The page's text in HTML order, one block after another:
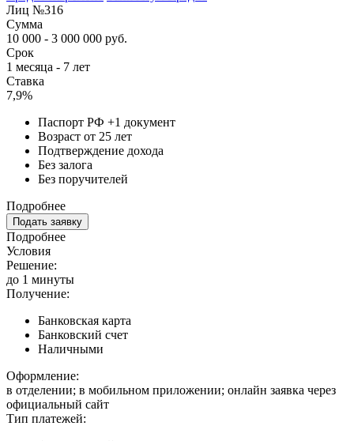
Лиц №316
Сумма
10 000 - 3 000 000 руб.
Срок
1 месяца - 7 лет
Ставка
7,9%
Паспорт РФ +1 документ
Возраст от 25 лет
Подтверждение дохода
Без залога
Без поручителей
Подробнее
Подать заявку
Подробнее
Условия
Решение:
до 1 минуты
Получение:
Банковская карта
Банковский счет
Наличными
Оформление:
в отделении; в мобильном приложении; онлайн заявка через
официальный сайт
Тип платежей: